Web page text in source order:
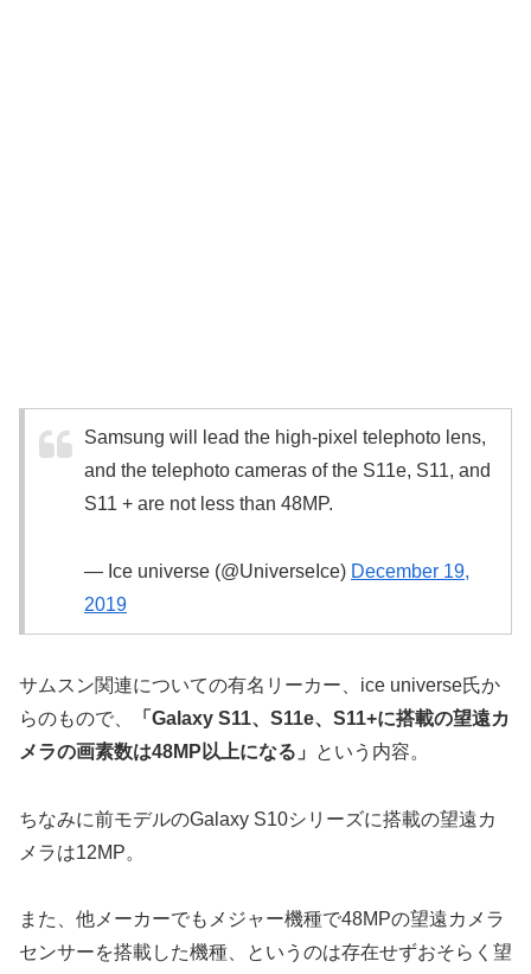
Samsung will lead the high-pixel telephoto lens,
and the telephoto cameras of the S11e, S11, and
S11 + are not less than 48MP.
— Ice universe (@UniverseIce) December 19,
2019
サムスン関連についての有名リーカー、ice universe氏か
らのもので、
「Galaxy S11、S11e、S11+に搭載の望遠カ
メラの画素数は48MP以上になる」
という内容。
ちなみに前モデルのGalaxy S10シリーズに搭載の望遠カ
メラは12MP。
また、他メーカーでもメジャー機種で48MPの望遠カメラ
センサーを搭載した機種、というのは存在せずおそらく望